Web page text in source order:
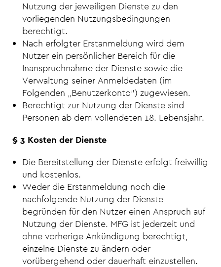
Nutzung der jeweiligen Dienste zu den
vorliegenden Nutzungsbedingungen
berechtigt.
Nach erfolgter Erstanmeldung wird dem
Nutzer ein persönlicher Bereich für die
Inanspruchnahme der Dienste sowie die
Verwaltung seiner Anmeldedaten (im
Folgenden „Benutzerkonto“) zugewiesen.
Berechtigt zur Nutzung der Dienste sind
Personen ab dem vollendeten 18. Lebensjahr.
§ 3 Kosten der Dienste
Die Bereitstellung der Dienste erfolgt freiwillig
und kostenlos.
Weder die Erstanmeldung noch die
nachfolgende Nutzung der Dienste
begründen für den Nutzer einen Anspruch auf
Nutzung der Dienste. MFG ist jederzeit und
ohne vorherige Ankündigung berechtigt,
einzelne Dienste zu ändern oder
vorübergehend oder dauerhaft einzustellen.